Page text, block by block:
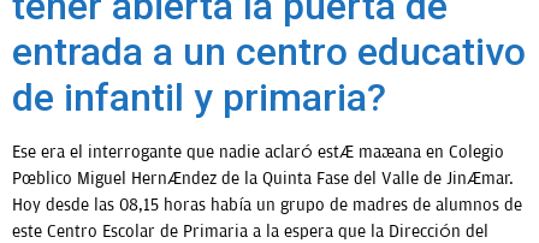
entrada a un centro educativo
de infantil y primaria?
Ese era el interrogante que nadie aclaró está mañana en Colegio
Público Miguel Hernández de la Quinta Fase del Valle de Jinámar.
Hoy desde las 08,15 horas había un grupo de madres de alumnos de
este Centro Escolar de Primaria a la espera que la Dirección del